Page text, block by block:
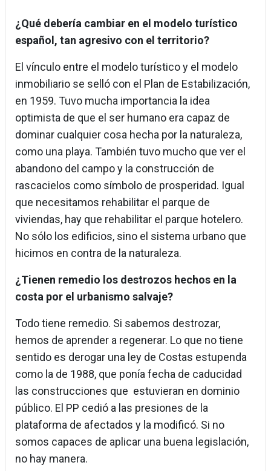
¿Qué debería cambiar en el modelo turístico
español, tan agresivo con el territorio?
El vínculo entre el modelo turístico y el modelo
inmobiliario se selló con el Plan de Estabilización,
en 1959. Tuvo mucha importancia la idea
optimista de que el ser humano era capaz de
dominar cualquier cosa hecha por la naturaleza,
como una playa. También tuvo mucho que ver el
abandono del campo y la construcción de
rascacielos como símbolo de prosperidad. Igual
que necesitamos rehabilitar el parque de
viviendas, hay que rehabilitar el parque hotelero.
No sólo los edificios, sino el sistema urbano que
hicimos en contra de la naturaleza.
¿Tienen remedio los destrozos hechos en la
costa por el urbanismo salvaje?
Todo tiene remedio. Si sabemos destrozar,
hemos de aprender a regenerar. Lo que no tiene
sentido es derogar una ley de Costas estupenda
como la de 1988, que ponía fecha de caducidad
las construcciones que estuvieran en dominio
público. El PP cedió a las presiones de la
plataforma de afectados y la modificó. Si no
somos capaces de aplicar una buena legislación,
no hay manera.